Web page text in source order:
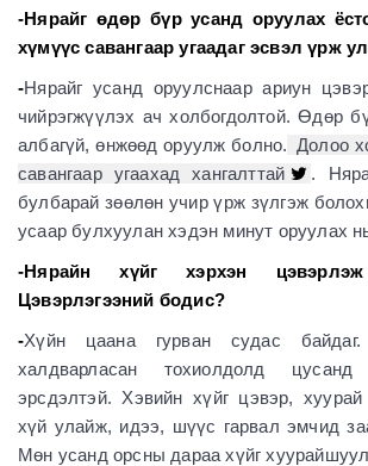
-Нярайг өдөр бүр усанд оруулах
хүмүүс савангаар угаадаг эсвэл үрж
-Нярайг усанд оруулснаар ариун
чийрэгжүүлэх ач холбогдолтой. Өдөр
албагүй, өнжөөд оруулж болно. Долоо
савангаар угаахад хангалттай
.
булбарай зөөлөн учир үрж зүлгэж
усаар булхуулан хэдэн минут оруулах
-Нярайн хүйг хэрхэн
Цэвэрлэгээний бодис?
-Хүйн цаана гурван судас
халдварласан тохиолдолд
эрсдэлтэй. Хэвийн хүйг цэвэр,
хүй улайж, идээ, шүүс гарвал эмчид
Мөн усанд орсны дараа хүйг